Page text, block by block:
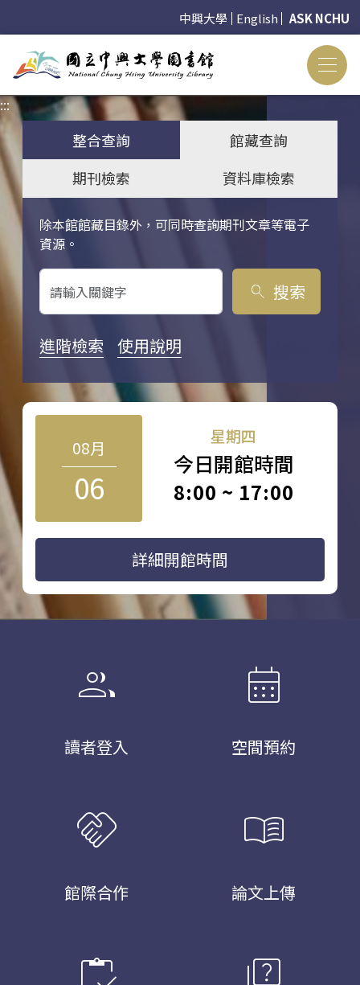
中興大學 English ASK NCHU
:::
整合查詢
館藏查詢
期刊檢索
資料庫檢索
除本館館藏目錄外，可同時查詢期刊文章等電子
資源。
關鍵字搜尋
search 搜索
進階檢索 使用說明
08月
06
星期四
今日開館時間
8:00 ~ 17:00
詳細開館時間
group
讀者登入
calendar_month
空間預約
handshake
館際合作
menu_book
論文上傳